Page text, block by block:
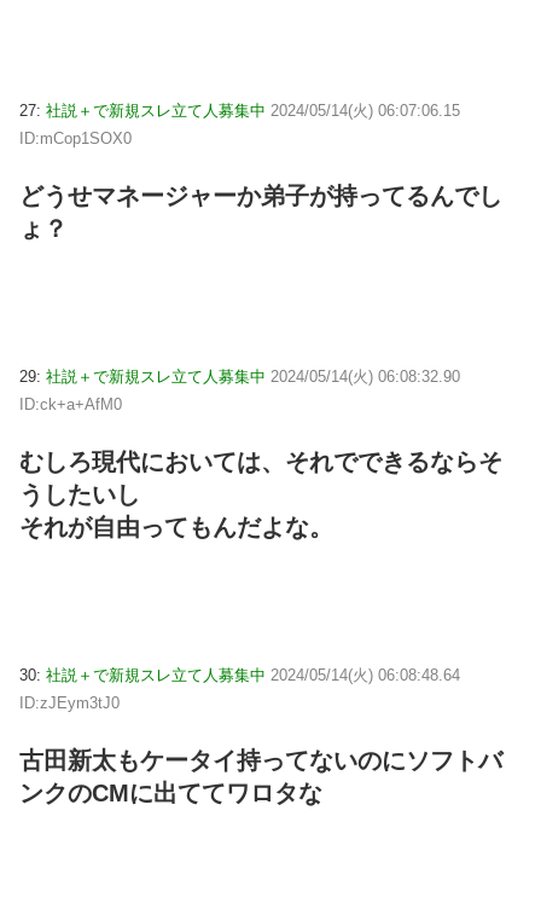
27: 社説＋で新規スレ立て人募集中 2024/05/14(火) 06:07:06.15
ID:mCop1SOX0
どうせマネージャーか弟子が持ってるんでし
ょ？
29: 社説＋で新規スレ立て人募集中 2024/05/14(火) 06:08:32.90
ID:ck+a+AfM0
むしろ現代においては、それでできるならそ
うしたいし
それが自由ってもんだよな。
30: 社説＋で新規スレ立て人募集中 2024/05/14(火) 06:08:48.64
ID:zJEym3tJ0
古田新太もケータイ持ってないのにソフトバ
ンクのCMに出ててワロタな